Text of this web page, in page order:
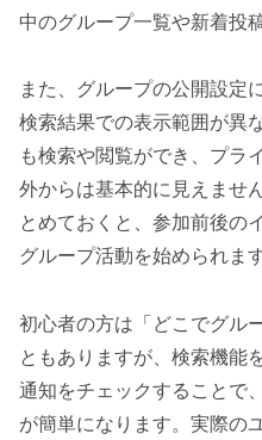
中のグループ一覧や新着投
また、グループの公開設定
検索結果での表示範囲が異
も検索や閲覧ができ、プラ
外からは基本的に見えませ
とめておくと、参加前後の
グループ活動を始められます
初心者の方は「どこでグル
ともありますが、検索機能
通知をチェックすることで
が簡単になります。実際の